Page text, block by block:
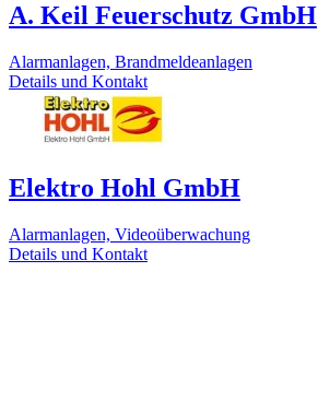
A. Keil Feuerschutz GmbH
Alarmanlagen, Brandmeldeanlagen
Details und Kontakt
Elektro Hohl GmbH
Alarmanlagen, Videoüberwachung
Details und Kontakt